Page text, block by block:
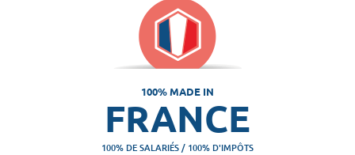
100% MADE IN
FRANCE
100% DE SALARIÉS / 100% D'IMPÔTS